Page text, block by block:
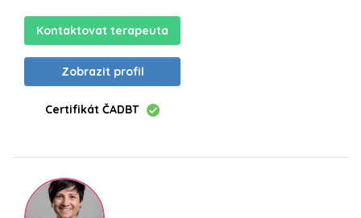
Kontaktovat terapeuta
Zobrazit profil
Certifikát ČADBT